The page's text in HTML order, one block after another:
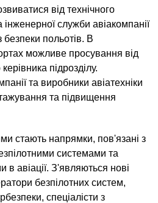
від технічного
інженерної служби авіакомпанії
польотів. В
можливе просування від
підрозділу.
та виробники авіатехніки
та підвищення
стають напрямки, пов'язані з
системами та
авіації. З'являються нові
безпілотних систем,
спеціалісти з